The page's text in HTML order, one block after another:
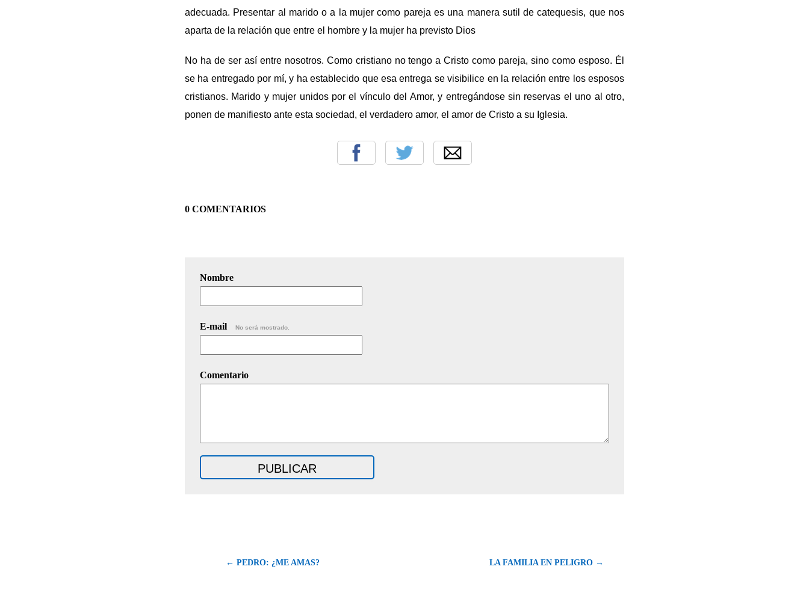
adecuada. Presentar al marido o a la mujer como pareja es una manera sutil de catequesis, que nos
aparta de la relación que entre el hombre y la mujer ha previsto Dios
No ha de ser así entre nosotros. Como cristiano no tengo a Cristo como pareja, sino como esposo. Él
se ha entregado por mí, y ha establecido que esa entrega se visibilice en la relación entre los esposos
cristianos. Marido y mujer unidos por el vínculo del Amor, y entregándose sin reservas el uno al otro,
ponen de manifiesto ante esta sociedad, el verdadero amor, el amor de Cristo a su Iglesia.
0 COMENTARIOS
Nombre
E-mail No será mostrado.
Comentario
← PEDRO: ¿ME AMAS? LA FAMILIA EN PELIGRO →